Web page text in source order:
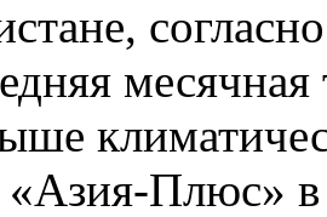
Плюс» в